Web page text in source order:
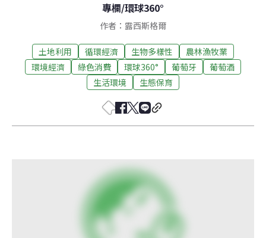
專欄/環球360°
作者：露西斯格爾
土地利用 循環經濟 生物多樣性
農林漁牧業
環境經濟
綠色消費 環球360° 葡萄牙
葡萄酒
生活環境
生態保育